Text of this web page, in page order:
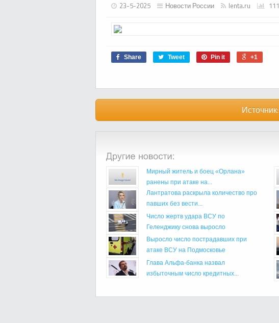
23-5-2025 Новости России lenta.ru 111
Share Tweet Pin it +1
Источник:
Мирный житель и боец «Орлана»
ранены при атаке на...
Лантратова раскрыла количество про
павших без вести...
Число жертв удара ВСУ по
Геленджику снова выросло
Выросло число пострадавших при
атаке ВСУ на Подмосковье
Глава Альфа-банка назвал
избыточным число кредитных...